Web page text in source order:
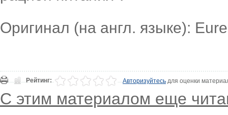
Оригинал (на англ. языке):
Рейтинг: Авторизуйтесьдля оценки
С этим материалом еще